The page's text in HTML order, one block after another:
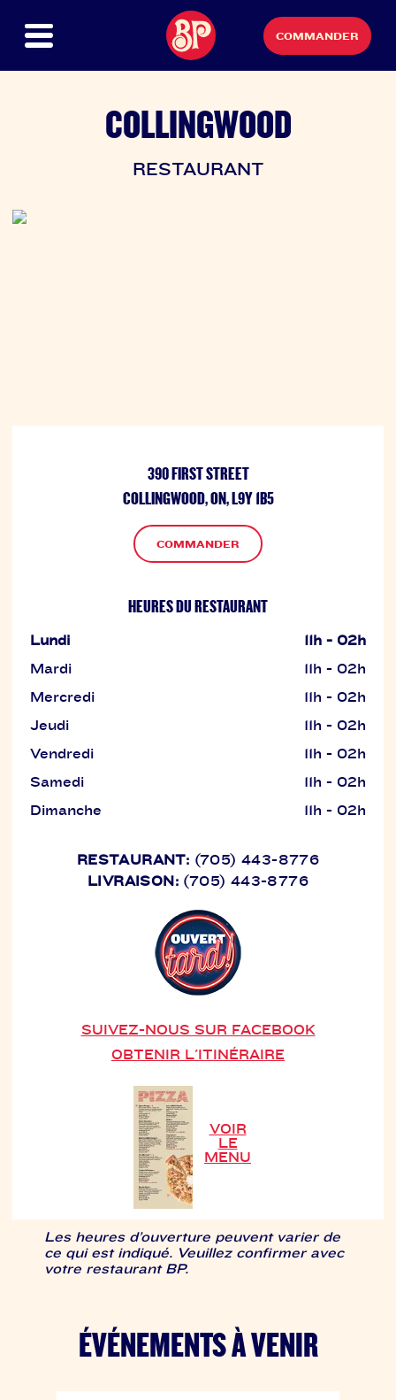
COMMANDER
COLLINGWOOD
RESTAURANT
390 FIRST STREET
COLLINGWOOD, ON, L9Y 1B5
COMMANDER
HEURES DU RESTAURANT
Lundi
11h - 02h
Mardi
11h - 02h
Mercredi
11h - 02h
Jeudi
11h - 02h
Vendredi
11h - 02h
Samedi
11h - 02h
Dimanche
11h - 02h
SUIVEZ-NOUS SUR FACEBOOK
OBTENIR L'ITINÉRAIRE
VOIR
LE
MENU
RESTAURANT: (705) 443-8776
LIVRAISON: (705) 443-8776
Les heures d’ouverture peuvent varier de
ce qui est indiqué. Veuillez confirmer avec
votre restaurant BP.
ÉVÉNEMENTS À VENIR